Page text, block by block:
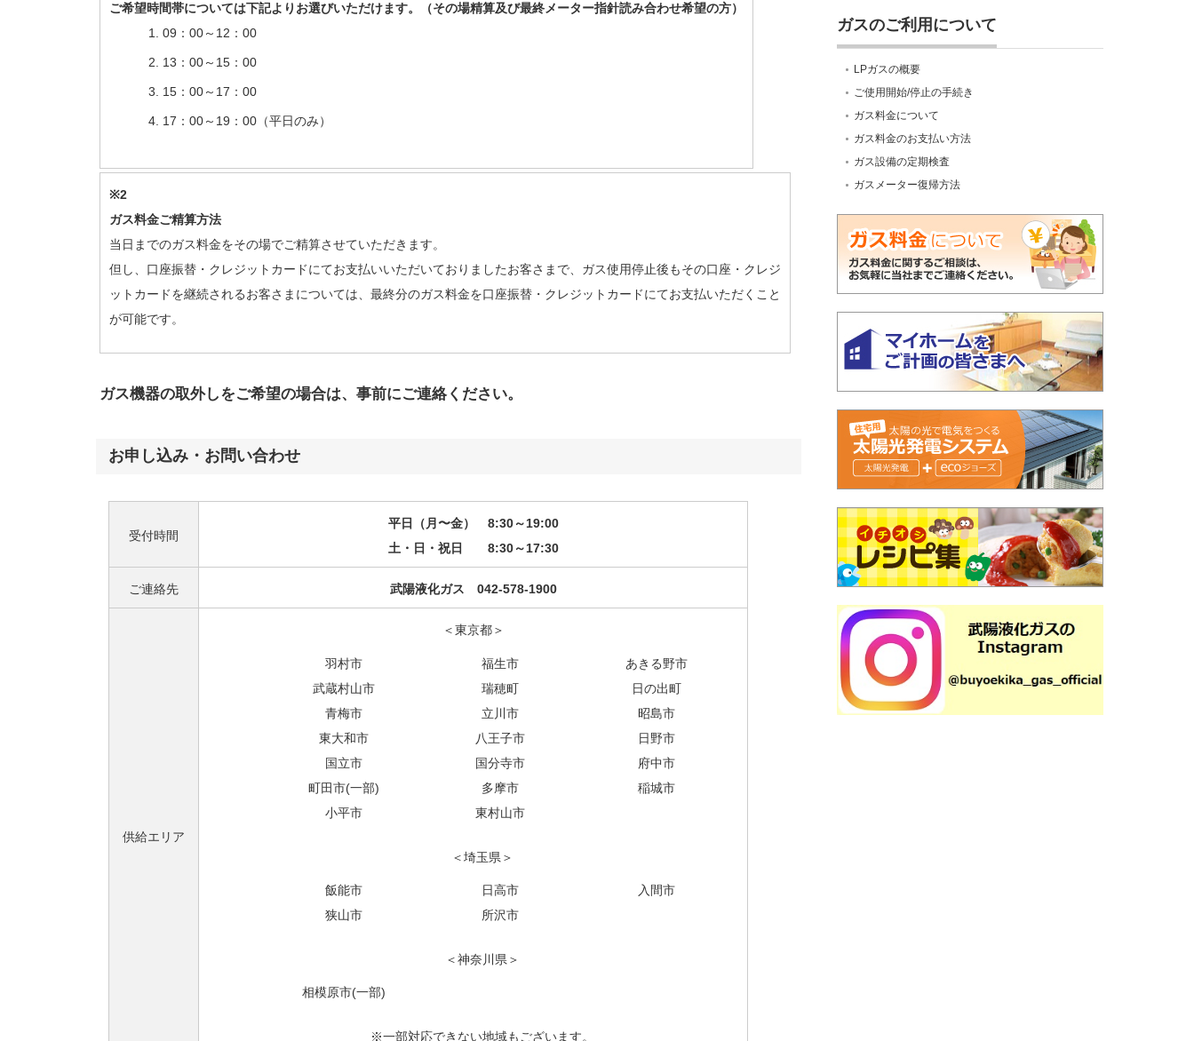
ご希望時間帯については下記よりお選びいただけます。（その場精算及び最終メーター指針読み合わせ希望の方）
09：00～12：00
13：00～15：00
15：00～17：00
17：00～19：00（平日のみ）
※2
ガス料金ご精算方法
当日までのガス料金をその場でご精算させていただきます。
但し、口座振替・クレジットカードにてお支払いいただいておりましたお客さまで、ガス使用停止後もその口座・クレジ
ットカードを継続されるお客さまについては、最終分のガス料金を口座振替・クレジットカードにてお支払いただくこと
が可能です。
ガス機器の取外しをご希望の場合は、事前にご連絡ください。
お申し込み・お問い合わせ
受付時間
平日（月〜金） 8:30～19:00
土・日・祝日 8:30～17:30
ご連絡先 武陽液化ガス 042-578-1900
供給エリア
＜東京都＞
羽村市 福生市
あきる野市
武蔵村山市
瑞穂町
日の出町
青梅市
立川市
昭島市
東大和市
八王子市
日野市
国立市
国分寺市
府中市
町田市(一部)
多摩市
稲城市
小平市
東村山市
＜埼玉県＞
飯能市 日高市
入間市
狭山市
所沢市
＜神奈川県＞
相模原市(一部)
※一部対応できない地域もございます。
ガスのご利用について
LPガスの概要
ご使用開始/停止の手続き
ガス料金について
ガス料金のお支払い方法
ガス設備の定期検査
ガスメーター復帰方法